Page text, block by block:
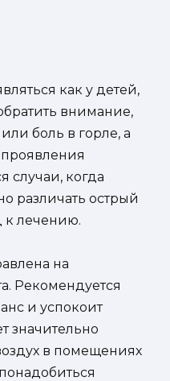
как у детей,
внимание,
боль в горле, а
случаи, когда
различать острый
к лечению.
на
Рекомендуется
и успокоит
значительно
в помещениях